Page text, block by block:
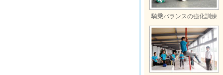
騎乗バランスの強化訓練